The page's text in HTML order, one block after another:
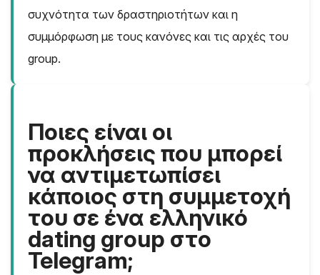
συχνότητα των δραστηριοτήτων και η
συμμόρφωση με τους κανόνες και τις αρχές του
group.
Ποιες είναι οι
προκλήσεις που μπορεί
να αντιμετωπίσει
κάποιος στη συμμετοχή
του σε ένα ελληνικό
dating group στο
Telegram;